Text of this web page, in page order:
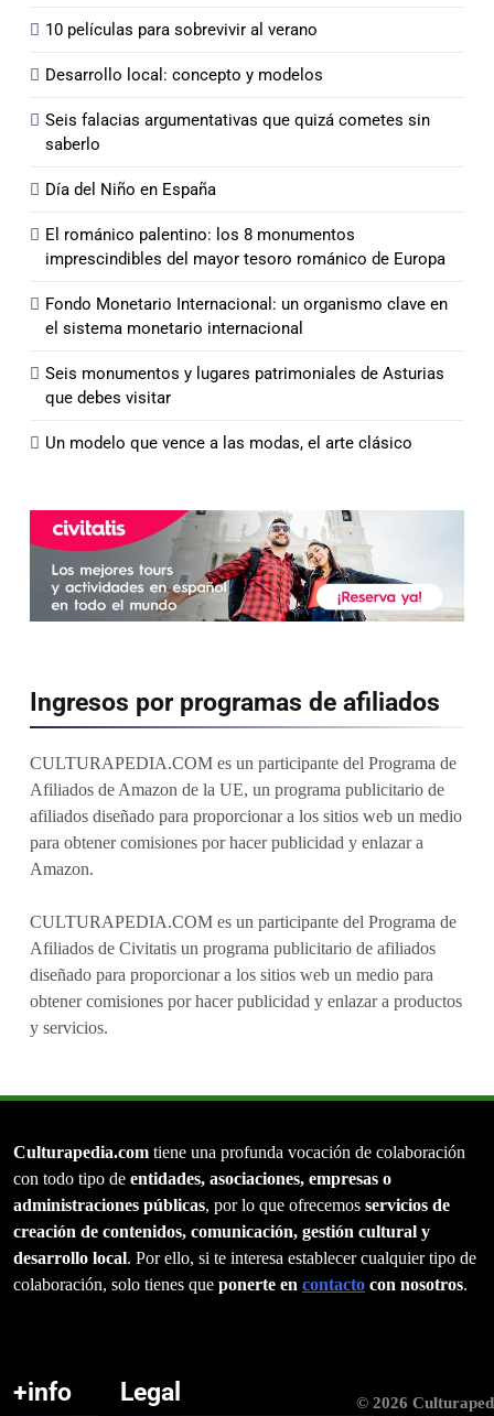
10 películas para sobrevivir al verano
Desarrollo local: concepto y modelos
Seis falacias argumentativas que quizá cometes sin
saberlo
Día del Niño en España
El románico palentino: los 8 monumentos
imprescindibles del mayor tesoro románico de Europa
Fondo Monetario Internacional: un organismo clave en
el sistema monetario internacional
Seis monumentos y lugares patrimoniales de Asturias
que debes visitar
Un modelo que vence a las modas, el arte clásico
Ingresos por programas de afiliados
CULTURAPEDIA.COM es un participante del Programa de
Afiliados de Amazon de la UE, un programa publicitario de
afiliados diseñado para proporcionar a los sitios web un medio
para obtener comisiones por hacer publicidad y enlazar a
Amazon.
CULTURAPEDIA.COM es un participante del Programa de
Afiliados de Civitatis un programa publicitario de afiliados
diseñado para proporcionar a los sitios web un medio para
obtener comisiones por hacer publicidad y enlazar a productos
y servicios.
Culturapedia.com tiene una profunda vocación de colaboración
con todo tipo de entidades, asociaciones, empresas o
administraciones públicas, por lo que ofrecemos servicios de
creación de contenidos, comunicación, gestión cultural y
desarrollo local. Por ello, si te interesa establecer cualquier tipo de
colaboración, solo tienes que ponerte en contacto con nosotros.
+info Legal
© 2026